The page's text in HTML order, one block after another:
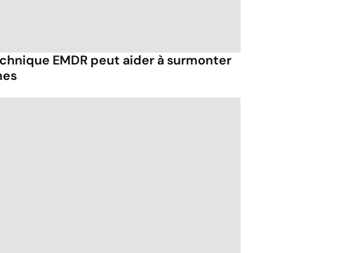
EMDR peut aider à surmonter